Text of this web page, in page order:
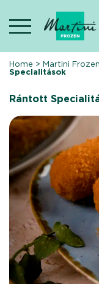
content
Home >Martini Frozen
Specialitások
Rántott